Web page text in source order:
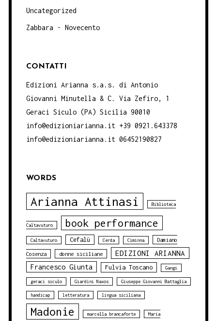
Uncategorized
Zabbara - Novecento
CONTATTI
Edizioni Arianna s.a.s. di Antonio
Giovanni Minutella & C. Via Zefiro, 1
Geraci Siculo (PA) Sicilia 90010
info@edizioniarianna.it +39 0921.643378
info@edizioniarianna.it 06452190827
WORDS
Arianna Attinasi Biblioteca
Caltavuturo book performance
Caltavuturo Cefalù Cerda Ciminna Damiano
Cosenza donne siciliane EDIZIONI ARIANNA
Francesco Giunta Fulvia Toscano Gangi
geraci siculo Giardini Naxos Giuseppe Giovanni Battaglia
handicap letteratura lingua siciliana
Madonie marcella brancaforte Maria